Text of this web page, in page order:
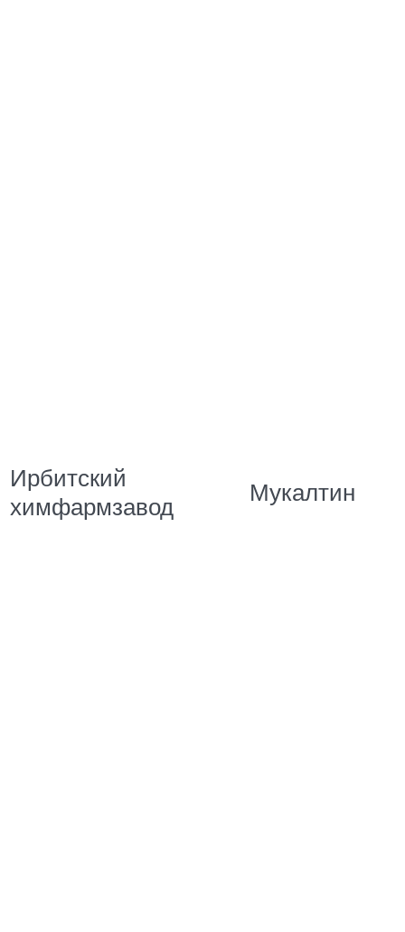
Ирбитский
химфармзавод
Мукалтин